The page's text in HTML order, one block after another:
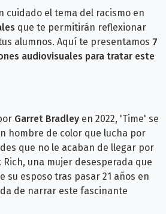
cuidado el tema del racismo en
que te permitirán reflexionar
alumnos. Aquí te presentamos 7
audiovisuales para tratar este
Garret Bradley en 2022, 'Time' se
hombre de color que lucha por
que no le acaban de llegar por
Rich, una mujer desesperada que
su esposo tras pasar 21 años en
de narrar este fascinante